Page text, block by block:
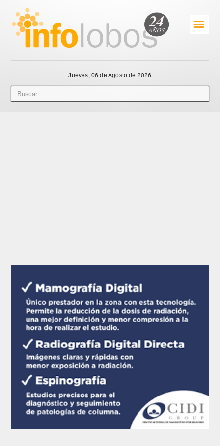
☰
Jueves, 06 de Agosto de 2026